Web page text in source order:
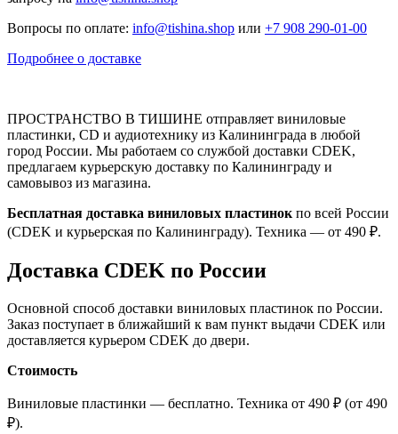
Вопросы по оплате: info@tishina.shop или +7 908 290-01-00
Подробнее о доставке
ПРОСТРАНСТВО В ТИШИНЕ отправляет виниловые
пластинки, CD и аудиотехнику из Калининграда в любой
город России. Мы работаем со службой доставки CDEK,
предлагаем курьерскую доставку по Калининграду и
самовывоз из магазина.
Бесплатная доставка виниловых пластинок по всей России
(CDEK и курьерская по Калининграду). Техника — от 490 ₽.
Доставка CDEK по России
Основной способ доставки виниловых пластинок по России.
Заказ поступает в ближайший к вам пункт выдачи CDEK или
доставляется курьером CDEK до двери.
Стоимость
Виниловые пластинки — бесплатно. Техника от 490 ₽ (от 490
₽).